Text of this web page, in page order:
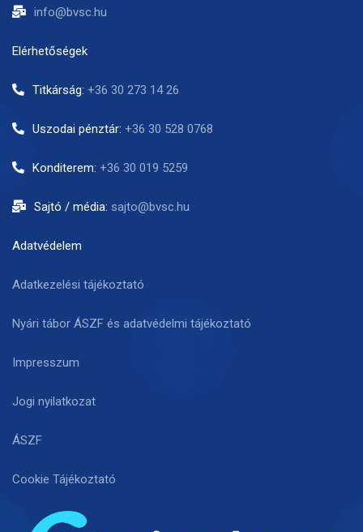
info@bvsc.hu
Elérhetőségek
Titkárság: +36 30 273 14 26
Uszodai pénztár: +36 30 528 0768
Konditerem: +36 30 019 5259
Sajtó / média: sajto@bvsc.hu
Adatvédelem
Adatkezelési tájékoztató
Nyári tábor ÁSZF és adatvédelmi tájékoztató
Impresszum
Jogi nyilatkozat
ÁSZF
Cookie Tájékoztató